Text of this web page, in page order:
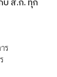
บ ส.ก. ทุก
ร